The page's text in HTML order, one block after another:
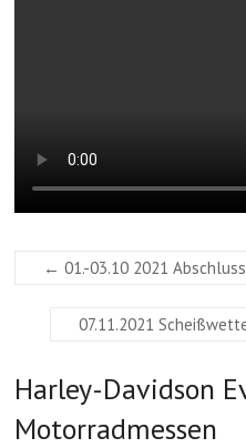
← 01.-03.10 2021
07.11.2021
Harley-Davidson
Motorradmessen